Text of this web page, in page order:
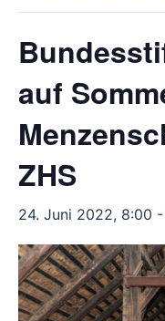
auf
ZHS
24. Juni 2022, 8:00 -